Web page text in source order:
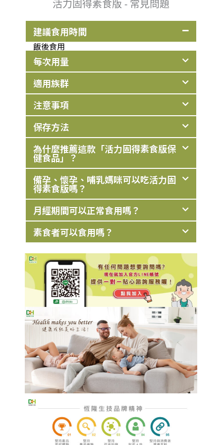
活力固得素食版 - 常見問題
建議食用時間
飯後食用
每次用量
適用族群
注意事項
保存方法
為什麼推薦這款「活力固得素食版保
健食品」？
備孕、懷孕、哺乳媽咪可以吃活力固
得素食版嗎？
月經期間可以正常食用嗎？
素食者可以食用嗎？